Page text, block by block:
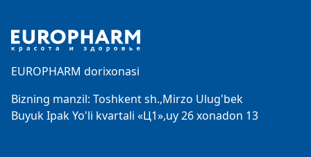
EUROPHARM dorixonasi
Bizning manzil: Toshkent sh.,Mirzo Ulug'bek
Buyuk Ipak Yo'li kvartali «Ц1»,uy 26 xonadon 13